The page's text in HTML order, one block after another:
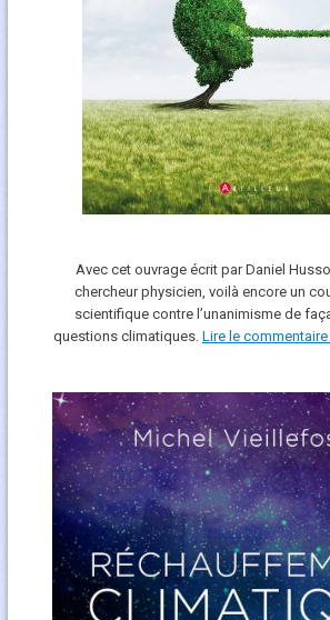
Avec cet ouvrage écrit par Daniel
chercheur physicien, voilà encore un
scientifique contre l’unanimisme de
questions climatiques. Lire le